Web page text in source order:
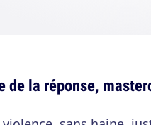
de la réponse,